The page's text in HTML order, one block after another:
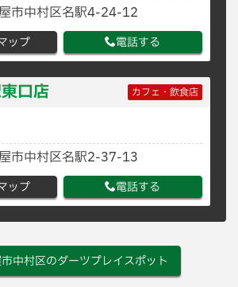
市中村区名駅4-24-12
ップ 電話する
口店 カフェ・飲食店
市中村区名駅2-37-13
ップ 電話する
中村区のダーツプレイスポット